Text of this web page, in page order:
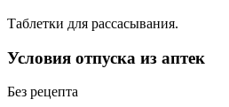
Таблетки для рассасывания.
Условия отпуска из аптек
Без рецепта